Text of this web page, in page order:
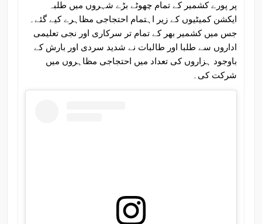
پر پورے کشمیر کے تمام چھوٹے بڑے شہروں میں طلبہ
ایکشن کمیٹیوں کے زیر اہتمام احتجاجی مظاہرے کیے گئے۔
جس میں کشمیر بھر کے تمام تر سرکاری اور نجی تعلیمی
اداروں سے طلبا اور طالبات نے شدید سردی اور بارش کے
باوجود ہزاروں کی تعداد میں احتجاجی مظاہروں میں
شرکت کی۔